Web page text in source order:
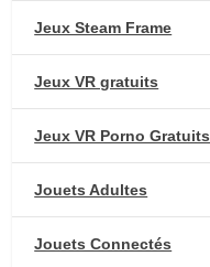
Jeux Steam Frame
Jeux VR gratuits
Jeux VR Porno Gratuits
Jouets Adultes
Jouets Connectés